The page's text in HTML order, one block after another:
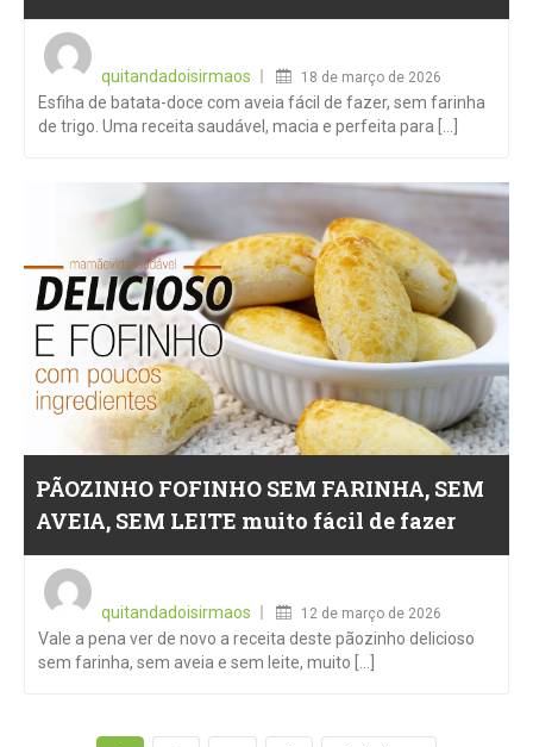
quitandadoisirmaos
18 de março de 2026
Esfiha de batata-doce com aveia fácil de fazer, sem farinha
de trigo. Uma receita saudável, macia e perfeita para [...]
PÃOZINHO FOFINHO SEM FARINHA, SEM
AVEIA, SEM LEITE muito fácil de fazer
quitandadoisirmaos
12 de março de 2026
Vale a pena ver de novo a receita deste pãozinho delicioso
sem farinha, sem aveia e sem leite, muito [...]